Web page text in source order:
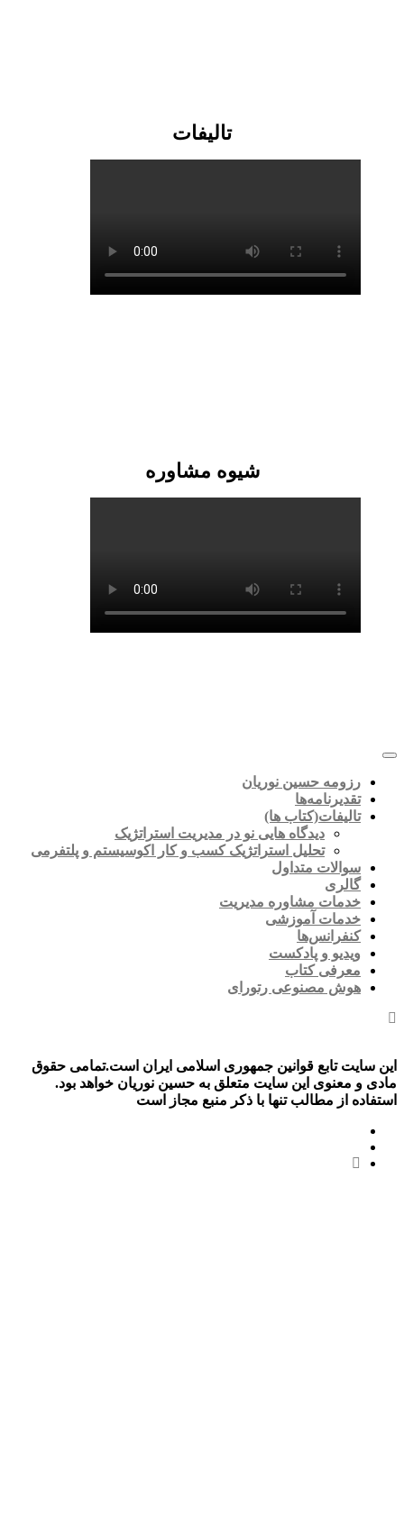
تالیفات
شیوه مشاوره
رزومه حسین نوریان
تقدیرنامه‌ها
تالیفات(کتاب ها)
دیدگاه هایی نو در مدیریت استراتژیک
تحلیل استراتژیک کسب و کار اکوسیستم و پلتفرمی
سوالات متداول
گالری
خدمات مشاوره مدیریت
خدمات آموزشی
کنفرانس‌ها
ویدیو و پادکست
معرفی کتاب
هوش مصنوعی رتورای
این سایت تابع قوانین جمهوری اسلامی ایران است.تمامی حقوق
مادی و معنوی این سایت متعلق به حسین نوریان خواهد بود.
استفاده از مطالب تنها با ذکر منبع مجاز است